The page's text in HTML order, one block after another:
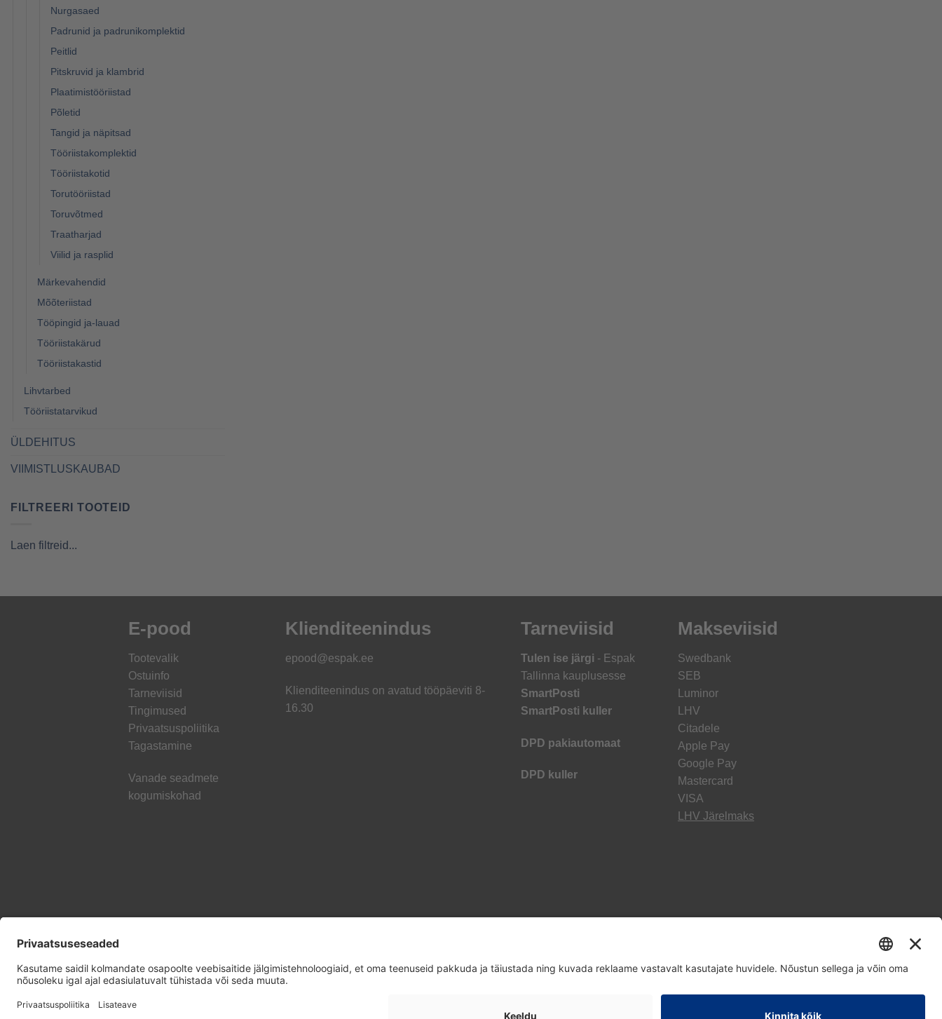
Nurgasaed
Padrunid ja padrunikomplektid
Peitlid
Pitskruvid ja klambrid
Plaatimistööriistad
Põletid
Tangid ja näpitsad
Tööriistakomplektid
Tööriistakotid
Torutööriistad
Toruvõtmed
Traatharjad
Viilid ja rasplid
Märkevahendid
Mõõteriistad
Tööpingid ja-lauad
Tööriistakärud
Tööriistakastid
Lihvtarbed
Tööriistatarvikud
ÜLDEHITUS
VIIMISTLUSKAUBAD
FILTREERI TOOTEID
Laen filtreid...
E-pood
Tootevalik
Ostuinfo
Tarneviisid
Tingimused
Privaatsuspoliitika
Tagastamine
Vanade seadmete
kogumiskohad
Kliendi­teenindus
epood@espak.ee
Klienditeenindus on avatud tööpäeviti 8-
16.30
Tarneviisid
Tulen ise järgi - Espak
Tallinna kauplusesse
SmartPosti
SmartPosti kuller
DPD pakiautomaat
DPD kuller
Makseviisid
Swedbank
SEB
Luminor
LHV
Citadele
Apple Pay
Google Pay
Mastercard
VISA
LHV Järelmaks